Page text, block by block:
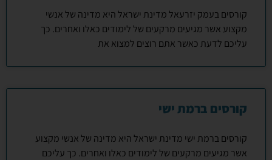
קורסים בעמק יזרעאל מדינת ישראל היא מדינה של אנשי
מקצוע אשר מגיעים מרקעים של לימודים כאלו ואחרים. כך
עליכם לדעת כאשר אתם רוצים למצוא את
קורסים ברמת ישי
קורסים ברמת ישי מדינת ישראל היא מדינה של אנשי מקצוע
אשר מגיעים מרקעים של לימודים כאלו ואחרים. כך עליכם